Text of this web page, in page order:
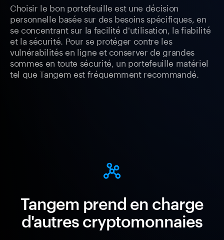
Choisir le bon portefeuille est une décision
personnelle basée sur des besoins spécifiques, en
se concentrant sur la facilité d'utilisation, la fiabilité
et la sécurité. Pour se protéger contre les
vulnérabilités en ligne et conserver de grandes
sommes en toute sécurité, un portefeuille matériel
tel que Tangem est fréquemment recommandé.
Tangem prend en charge
d'autres cryptomonnaies